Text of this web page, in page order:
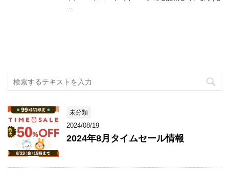
...
未分類
2024/08/19
2024年8月タイムセール情報